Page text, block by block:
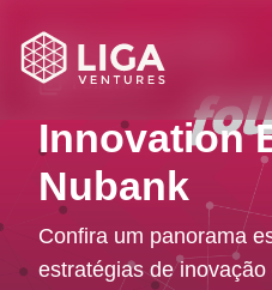
8 de agosto de 2023
Follow-on
Innovation
Nubank
Confira um panorama
estratégias de